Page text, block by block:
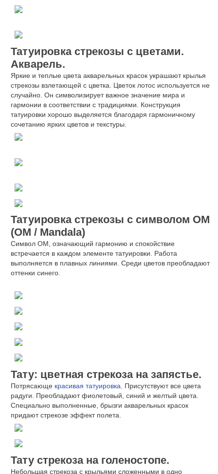
Татуировка стрекозы с цветами.
Акварель.
Яркие и теплые цвета акварельных красок украшают крылья
стрекозы взлетающей с цветка. Цветок лотос используется не
случайно. Он символизирует важное значение мира и
гармонии в соответствии с традициями. Конструкция
татуировки хорошо выделяется благодаря гармоничному
сочетанию ярких цветов и текстуры.
Татуировка стрекозы с символом ОМ
(OM / Mandala)
Символ ОМ, означающий гармонию и спокойствие
встречается в каждом элементе татуировки. Работа
выполняется в плавных линиями. Среди цветов преобладают
оттенки синего.
Тату: цветная стрекоза на запястье.
Потрясающе красивая татуировка . Присутствуют все цвета
радуги. Преобладают фиолетовый, синий и желтый цвета.
Специально выполненные, брызги акварельных красок
придают стрекозе эффект полета.
Тату стрекоза на голеностопе.
Небольшая стрекоза с крыльями сложенными в одно